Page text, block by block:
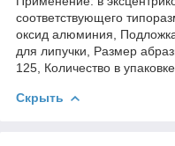
соответствующего
оксид алюминия,
для липучки, Размер
125, Количество в
Скрыть